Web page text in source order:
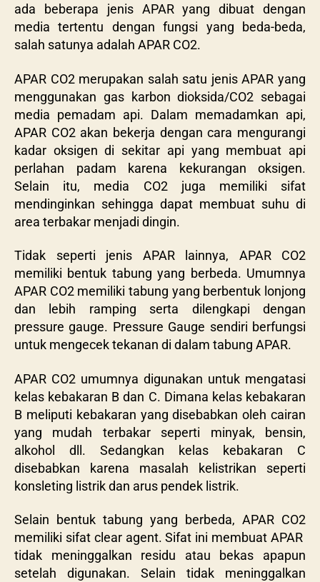
ada beberapa jenis APAR yang dibuat dengan
media tertentu dengan fungsi yang beda-beda,
salah satunya adalah APAR CO2.
APAR CO2 merupakan salah satu jenis APAR yang
menggunakan gas karbon dioksida/CO2 sebagai
media pemadam api. Dalam memadamkan api,
APAR CO2 akan bekerja dengan cara mengurangi
kadar oksigen di sekitar api yang membuat api
perlahan padam karena kekurangan oksigen.
Selain itu, media CO2 juga memiliki sifat
mendinginkan sehingga dapat membuat suhu di
area terbakar menjadi dingin.
Tidak seperti jenis APAR lainnya, APAR CO2
memiliki bentuk tabung yang berbeda. Umumnya
APAR CO2 memiliki tabung yang berbentuk lonjong
dan lebih ramping serta dilengkapi dengan
pressure gauge. Pressure Gauge sendiri berfungsi
untuk mengecek tekanan di dalam tabung APAR.
APAR CO2 umumnya digunakan untuk mengatasi
kelas kebakaran B dan C. Dimana kelas kebakaran
B meliputi kebakaran yang disebabkan oleh cairan
yang mudah terbakar seperti minyak, bensin,
alkohol dll. Sedangkan kelas kebakaran C
disebabkan karena masalah kelistrikan seperti
konsleting listrik dan arus pendek listrik.
Selain bentuk tabung yang berbeda, APAR CO2
memiliki sifat clear agent. Sifat ini membuat APAR
tidak meninggalkan residu atau bekas apapun
setelah digunakan. Selain tidak meninggalkan